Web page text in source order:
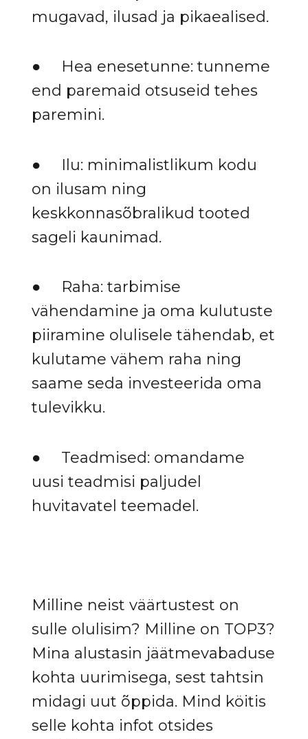
mugavad, ilusad ja pikaealised.
● Hea enesetunne: tunneme
end paremaid otsuseid tehes
paremini.
● Ilu: minimalistlikum kodu
on ilusam ning
keskkonnasõbralikud tooted
sageli kaunimad.
● Raha: tarbimise
vähendamine ja oma kulutuste
piiramine olulisele tähendab, et
kulutame vähem raha ning
saame seda investeerida oma
tulevikku.
● Teadmised: omandame
uusi teadmisi paljudel
huvitavatel teemadel.
Milline neist väärtustest on
sulle olulisim? Milline on TOP3?
Mina alustasin jäätmevabaduse
kohta uurimisega, sest tahtsin
midagi uut õppida. Mind köitis
selle kohta infot otsides